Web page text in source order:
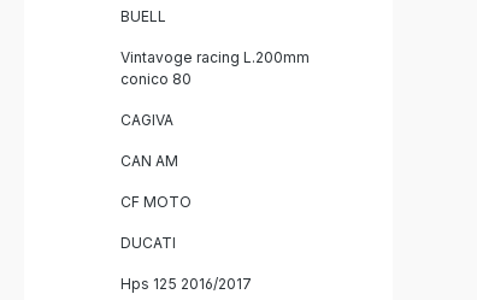
BUELL
Vintavoge racing L.200mm
conico 80
CAGIVA
CAN AM
CF MOTO
DUCATI
Hps 125 2016/2017